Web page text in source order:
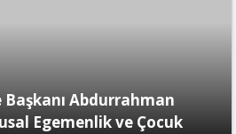
Abdurrahman
Egemenlik ve Çocuk